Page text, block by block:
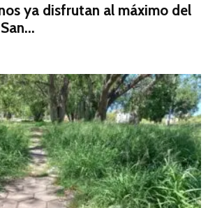
ya disfrutan al máximo del